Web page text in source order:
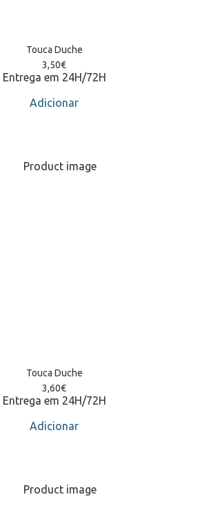
Touca Duche
3,50€
Entrega em 24H/72H
Adicionar
Touca Duche
3,60€
Entrega em 24H/72H
Adicionar